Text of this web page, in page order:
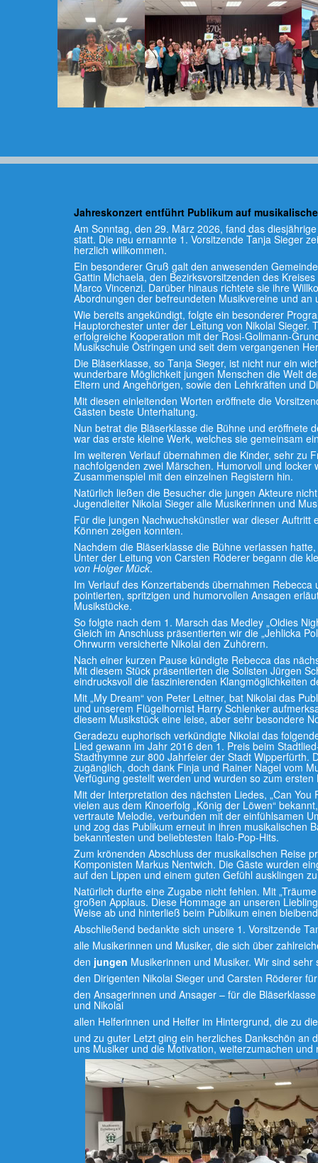
Jahreskonzert entführt Publikum auf
Am Sonntag, den 29. März 2026, fand das
statt. Die neu ernannte 1. Vorsitzende Tanja Sieger
herzlich willkommen.
Ein besonderer Gruß galt den anwesenden
Gattin Michaela, den Bezirksvorsitzenden des
Marco Vincenzi. Darüber hinaus richtete sie ihre
Abordnungen der befreundeten Musikvereine und
Wie bereits angekündigt, folgte ein besonderer
Hauptorchester unter der Leitung von Nikolai
erfolgreiche Kooperation mit der Rosi-Gollmann-
Musikschule Östringen und seit dem vergangenen
Die Bläserklasse, so Tanja Sieger, ist nicht nur ein
wunderbare Möglichkeit jungen Menschen die Welt
Eltern und Angehörigen, sowie den Lehrkräften und
Mit diesen einleitenden Worten eröffnete die
Gästen beste Unterhaltung.
Nun betrat die Bläserklasse die Bühne und eröffnete
war das erste kleine Werk, welches sie gemeinsam
Im weiteren Verlauf übernahmen die Kinder, sehr zu
nachfolgenden zwei Märschen. Humorvoll und
Zusammenspiel mit den einzelnen Registern hin.
Natürlich ließen die Besucher die jungen Akteure
Jugendleiter Nikolai Sieger alle Musikerinnen und
Für die jungen Nachwuchskünstler war dieser
Können zeigen konnten.
Nachdem die Bläserklasse die Bühne verlassen
Unter der Leitung von Carsten Röderer begann die
von Holger Mück.
Im Verlauf des Konzertabends übernahmen
pointierten, spritzigen und humorvollen Ansagen
Musikstücke.
So folgte nach dem 1. Marsch das Medley „Oldies
Gleich im Anschluss präsentierten wir die „Jehlicka
Ohrwurm versicherte Nikolai den Zuhörern.
Nach einer kurzen Pause kündigte Rebecca das
Mit diesem Stück präsentierten die Solisten Jürgen
eindrucksvoll die faszinierenden Klangmöglichkeiten
Mit „My Dream“ von Peter Leitner, bat Nikolai das
und unserem Flügelhornist Harry Schlenker
diesem Musikstück eine leise, aber sehr besondere
Geradezu euphorisch verkündigte Nikolai das
Lied gewann im Jahr 2016 den 1. Preis beim
Stadthymne zur 800 Jahrfeier der Stadt Wipperfürth.
zugänglich, doch dank Finja und Rainer Nagel vom
Verfügung gestellt werden und wurden so zum
Mit der Interpretation des nächsten Liedes, „Can
vielen aus dem Kinoerfolg „König der Löwen“
vertraute Melodie, verbunden mit der einfühlsamen
und zog das Publikum erneut in ihren musikalischen
bekanntesten und beliebtesten Italo-Pop-Hits.
Zum krönenden Abschluss der musikalischen Reise
Komponisten Markus Nentwich. Die Gäste wurden
auf den Lippen und einem guten Gefühl ausklingen
Natürlich durfte eine Zugabe nicht fehlen. Mit
großen Applaus. Diese Hommage an unseren
Weise ab und hinterließ beim Publikum einen
Abschließend bedankte sich unsere 1. Vorsitzende
alle Musikerinnen und Musiker, die sich über
den jungen Musikerinnen und Musiker. Wir sind
den Dirigenten Nikolai Sieger und Carsten Röderer
den Ansagerinnen und Ansager – für die
und Nikolai
allen Helferinnen und Helfer im Hintergrund, die zu
und zu guter Letzt ging ein herzliches Dankschön an
uns Musiker und die Motivation, weiterzumachen